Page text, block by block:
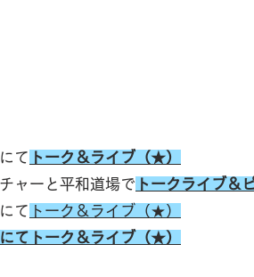
て トーク＆ライブ （★）
ャーと平和道場で トークライブ＆
て トーク＆ライブ（★）
てトーク＆ライブ（★）